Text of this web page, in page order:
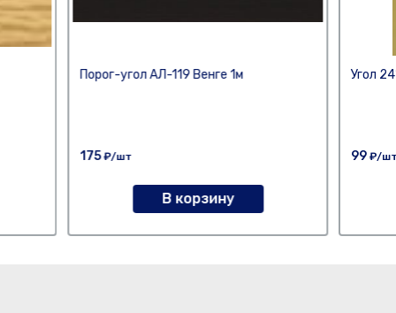
Порог-угол АЛ-119 Венге 1м
175₽/шт
В корзину
Угол
99 ₽/